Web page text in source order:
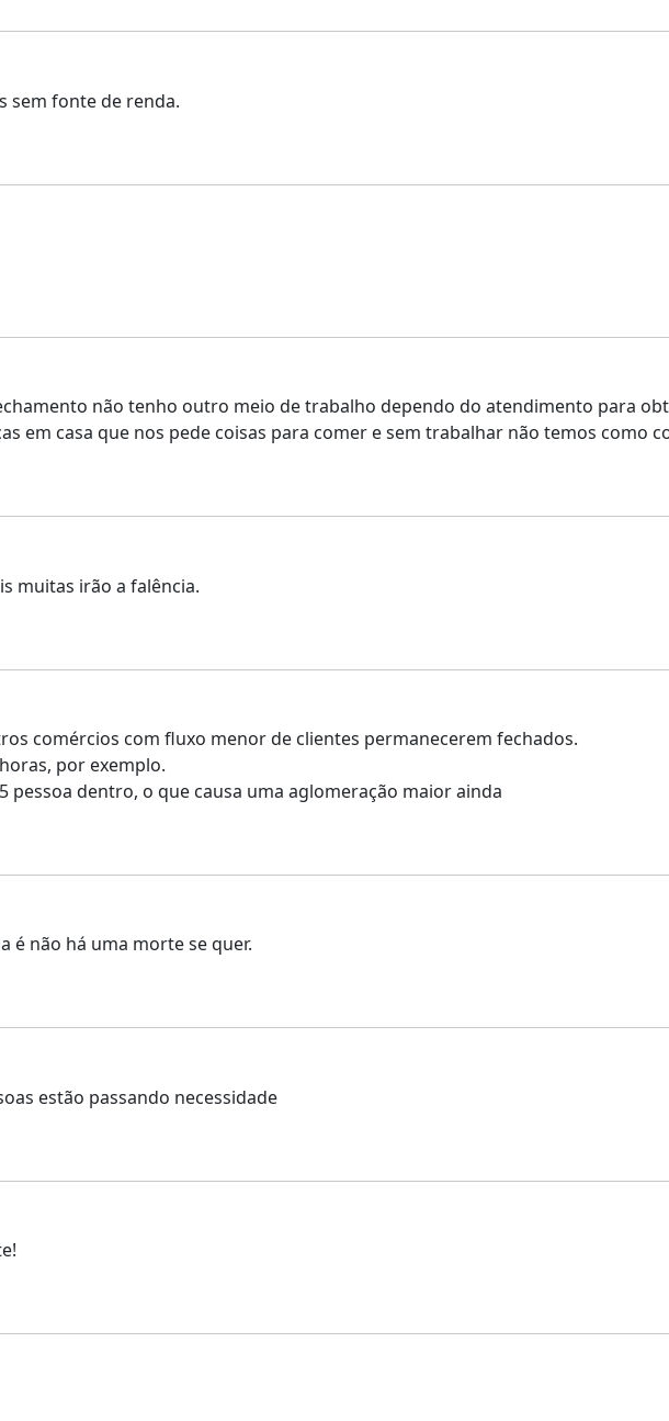
sem fonte de renda.
não tenho outro meio de trabalho dependo do atendimento para
em casa que nos pede coisas para comer e sem trabalhar não temos como
muitas irão a falência.
comércios com fluxo menor de clientes permanecerem fechados.
por exemplo.
pessoa dentro, o que causa uma aglomeração maior ainda
é não há uma morte se quer.
estão passando necessidade